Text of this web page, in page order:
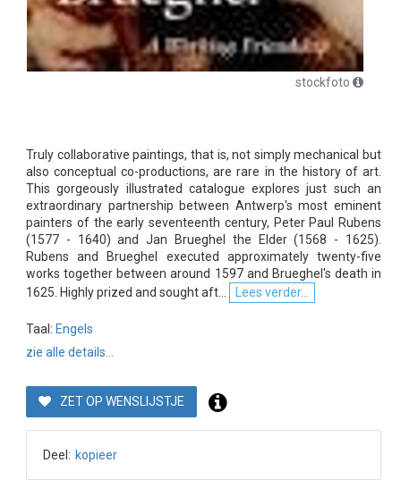
stockfoto
Truly collaborative paintings, that is, not simply mechanical but
also conceptual co-productions, are rare in the history of art.
This gorgeously illustrated catalogue explores just such an
extraordinary partnership between Antwerp's most eminent
painters of the early seventeenth century, Peter Paul Rubens
(1577 - 1640) and Jan Brueghel the Elder (1568 - 1625).
Rubens and Brueghel executed approximately twenty-five
works together between around 1597 and Brueghel's death in
1625. Highly prized and sought aft...
Lees verder...
Taal: Engels
zie alle details...
ZET OP WENSLIJSTJE
Deel: kopieer